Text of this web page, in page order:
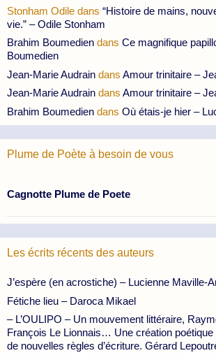
Stonham Odile dans “Histoire de mains,
vie.” – Odile Stonham
Brahim Boumedien dans Ce magnifique
Boumedien
Jean-Marie Audrain dans Amour trinitaire –
Jean-Marie Audrain dans Amour trinitaire –
Brahim Boumedien dans Où étais-je hier –
Plume de Poète à besoin de vous
Cagnotte Plume de Poete
Les écrits récents des auteurs
J’espère (en acrostiche) – Lucienne Maville-
Fétiche lieu – Daroca Mikael
– L’OULIPO – Un mouvement littéraire,
François Le Lionnais… Une création poétique
de nouvelles règles d’écriture. Gérard